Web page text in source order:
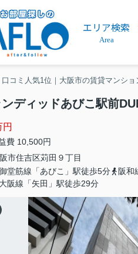
エリア検索
Area
口コミ人気1位｜大阪市の賃貸マンシ
ディッドあびこ駅前
円
費 10,500円
市住吉区苅田 ９丁目
堂筋線「あびこ」駅徒歩5分
阪和
阪線「矢田」駅徒歩29分